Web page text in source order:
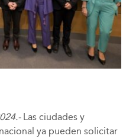
Las ciudades y
ya pueden solicitar